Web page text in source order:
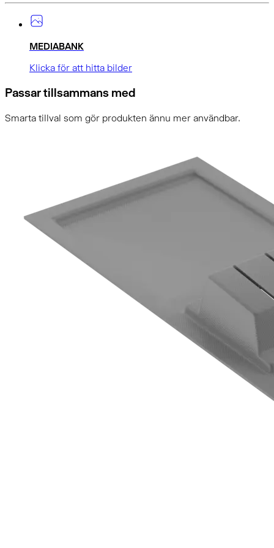
MEDIABANK
Klicka för att hitta bilder
Passar tillsammans med
Smarta tillval som gör produkten ännu mer användbar.